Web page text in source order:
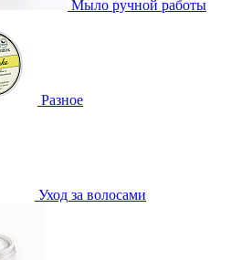
Мыло ручной работы
Разное
Уход за волосами